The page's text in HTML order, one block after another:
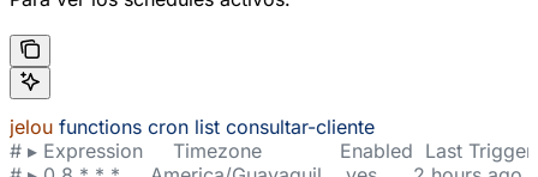
jelou functions cron list consultar-cliente
# ▸ Expression     Timezone             Enabled  Last